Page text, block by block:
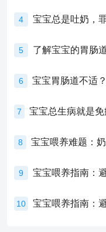
4 宝宝总是吐奶，
5 了解宝宝的胃肠
6
7
8
9 宝宝喂养指南：
10 宝宝喂养指南：